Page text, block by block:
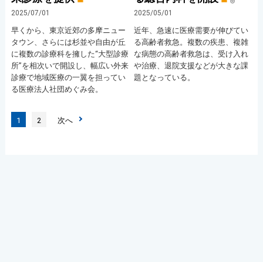
2025/07/01
早くから、東京近郊の多摩ニュー
タウン、さらには杉並や自由が丘
に複数の診療科を擁した“大型診療
所”を相次いで開設し、幅広い外来
診療で地域医療の一翼を担ってい
る医療法人社団めぐみ会。
2025/05/01
近年、急速に医療需要が伸びてい
る高齢者救急。複数の疾患、複雑
な病態の高齢者救急は、受け入れ
や治療、退院支援などが大きな課
題となっている。
1 2 次へ